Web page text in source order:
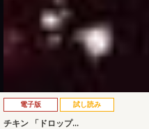
電子版 試し読み
チキン 「ドロップ…